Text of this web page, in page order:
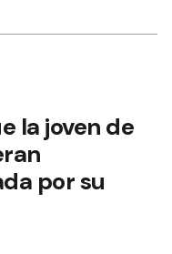
la joven de
por su